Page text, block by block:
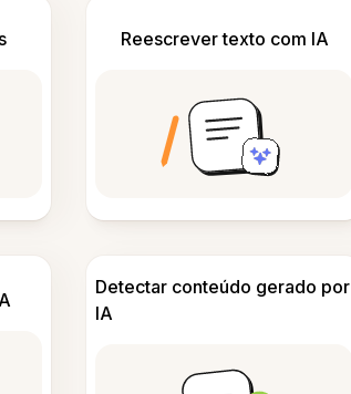
Reescrever texto com IA
Detectar conteúdo gerado por
IA